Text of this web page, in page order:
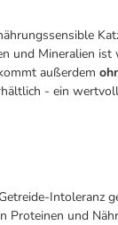
und Mineralien
außerdem
- ein
Intoleranz
Proteinen und